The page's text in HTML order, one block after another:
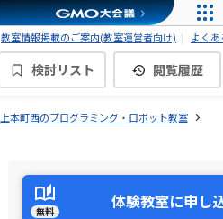
教室情報掲載のご案内(教室運営者向け) よく
検討リスト 閲覧履歴
上本町西のプログラミング・ロボット教室
無料 体験教室に申し